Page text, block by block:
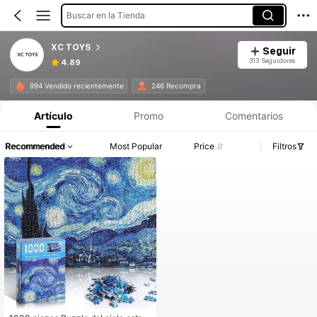
Buscar en la Tienda
XC TOYS
4.89
Seguir
313 Seguidores
994 Vendido recientemente 246 Recompra
Artículo Promo Comentarios
Recommended Most Popular Price Filtros
#3 Más vendidos
en Papel Rompecabezas para adultos